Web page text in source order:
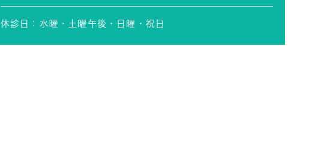
休診日：水曜・土曜午後・日曜・祝日